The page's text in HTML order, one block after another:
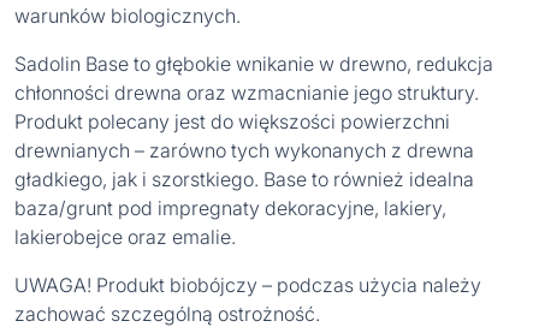
warunków biologicznych.
Sadolin Base to głębokie wnikanie w drewno, redukcja
chłonności drewna oraz wzmacnianie jego struktury.
Produkt polecany jest do większości powierzchni
drewnianych – zarówno tych wykonanych z drewna
gładkiego, jak i szorstkiego. Base to również idealna
baza/grunt pod impregnaty dekoracyjne, lakiery,
lakierobejce oraz emalie.
UWAGA! Produkt biobójczy – podczas użycia należy
zachować szczególną ostrożność.